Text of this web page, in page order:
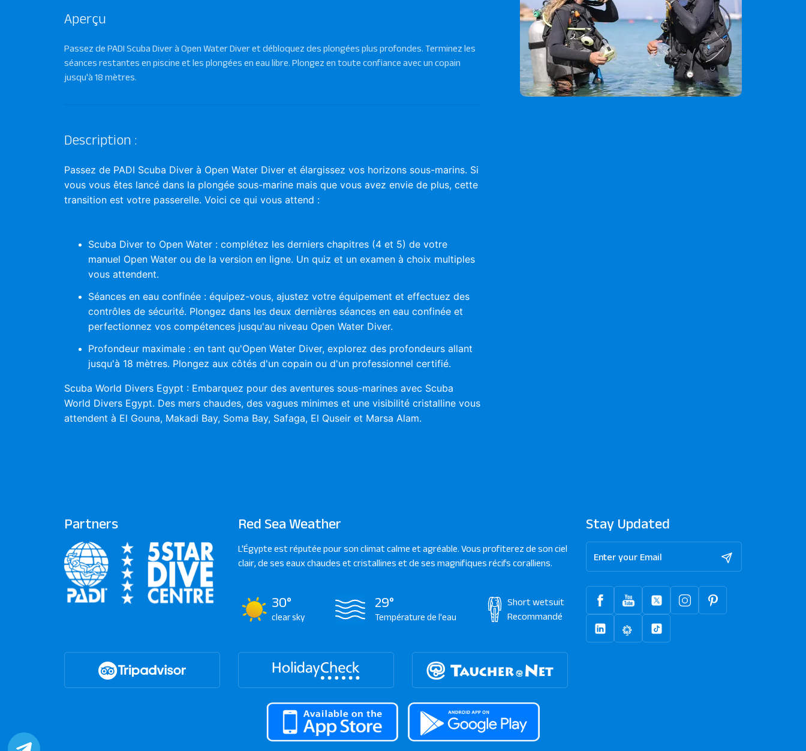
Aperçu
Passez de PADI Scuba Diver à Open Water Diver et débloquez des plongées plus profondes. Terminez les
séances restantes en piscine et les plongées en eau libre. Plongez en toute confiance avec un copain
jusqu'à 18 mètres.
Description :
Passez de PADI Scuba Diver à Open Water Diver et élargissez vos horizons sous-marins. Si
vous vous êtes lancé dans la plongée sous-marine mais que vous avez envie de plus, cette
transition est votre passerelle. Voici ce qui vous attend :
Scuba Diver to Open Water : complétez les derniers chapitres (4 et 5) de votre
manuel Open Water ou de la version en ligne. Un quiz et un examen à choix multiples
vous attendent.
Séances en eau confinée : équipez-vous, ajustez votre équipement et effectuez des
contrôles de sécurité. Plongez dans les deux dernières séances en eau confinée et
perfectionnez vos compétences jusqu'au niveau Open Water Diver.
Profondeur maximale : en tant qu'Open Water Diver, explorez des profondeurs allant
jusqu'à 18 mètres. Plongez aux côtés d'un copain ou d'un professionnel certifié.
Scuba World Divers Egypt : Embarquez pour des aventures sous-marines avec Scuba
World Divers Egypt. Des mers chaudes, des vagues minimes et une visibilité cristalline vous
attendent à El Gouna, Makadi Bay, Soma Bay, Safaga, El Quseir et Marsa Alam.
Partners Red Sea Weather
L'Égypte est réputée pour son climat calme et agréable. Vous profiterez de son ciel
clair, de ses eaux chaudes et cristallines et de ses magnifiques récifs coralliens.
30°
clear sky
29°
Température de l'eau
Short wetsuit
Recommandé
Stay Updated